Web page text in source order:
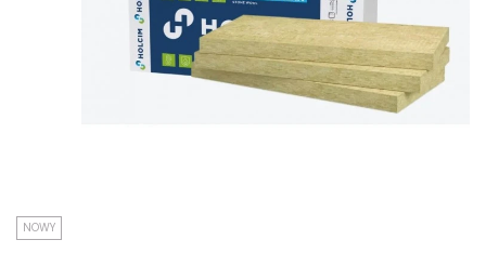
NOWY